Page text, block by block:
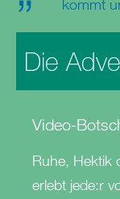
kommt
Die
Video-
Ruhe, Hektik
erlebt jede:r